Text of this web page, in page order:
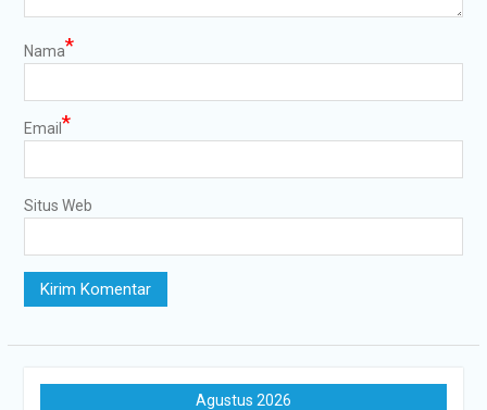
Nama*
Email *
Situs Web
Agustus 2026